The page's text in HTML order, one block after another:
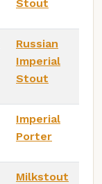
Stout
Russian
Imperial
Stout
Imperial
Porter
Milkstout